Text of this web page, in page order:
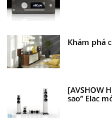
Khám phá
[AVSHOW
sao” Elac